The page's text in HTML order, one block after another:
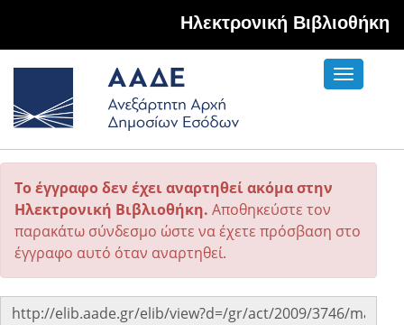
Hλεκτρονική Βιβλιοθήκη
Toggle
Το έγγραφο δεν έχει αναρτηθεί ακόμα στην
Ηλεκτρονική Βιβλιοθήκη. Αποθηκεύστε τον
παρακάτω σύνδεσμο ώστε να έχετε πρόσβαση στο
έγγραφο αυτό όταν αναρτηθεί.